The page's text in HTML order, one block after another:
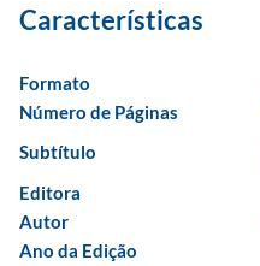
Formato
Número de Páginas
Subtítulo
Editora
Autor
Ano da Edição